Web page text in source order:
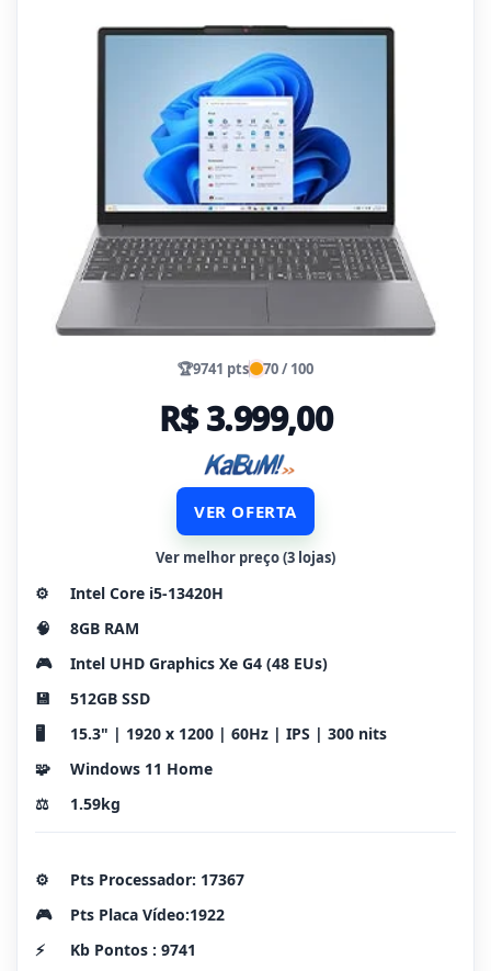
🏆9741 pts 70 / 100
R$ 3.999,00
VER OFERTA
Ver melhor preço (3 lojas)
⚙️
Intel Core i5-13420H
🧠
8GB RAM
🎮
Intel UHD Graphics Xe G4 (48 EUs)
💾
512GB SSD
🖥️
15.3" | 1920 x 1200 | 60Hz | IPS | 300 nits
🧩
Windows 11 Home
⚖️
1.59kg
⚙️
Pts Processador: 17367
🎮
Pts Placa Vídeo:1922
⚡
Kb Pontos : 9741